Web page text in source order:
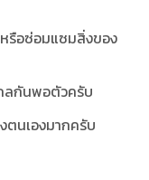
รือซ่อมแซมสิ่งของ
ลกันพอตัวครับ
นเองมากครับ